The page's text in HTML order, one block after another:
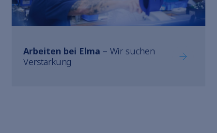
Arbeiten bei Elma – Wir suchen
Verstärkung
Arbeiten